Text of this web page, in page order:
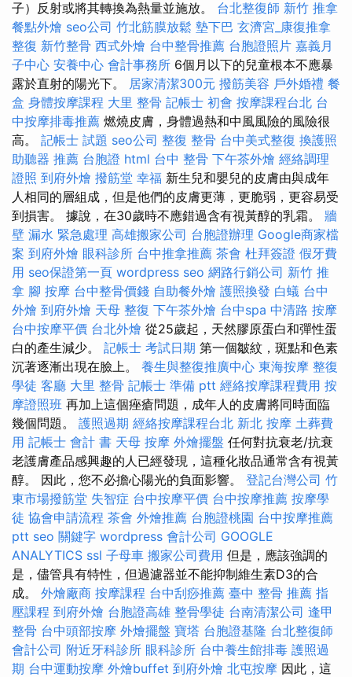
子）反射或將其轉換為熱量並施放。 台北整復師 新竹 推拿
餐點外燴 seo公司 竹北筋膜放鬆 墊下巴 玄濟宮_康復推拿
整復 新竹整骨 西式外燴 台中整骨推薦 台胞證照片 嘉義月
子中心 安養中心 會計事務所 6個月以下的兒童根本不應暴
露於直射的陽光下。 居家清潔300元 撥筋美容 戶外婚禮 餐
盒 身體按摩課程 大里 整骨 記帳士 初會 按摩課程台北 台
中按摩排毒推薦 燃燒皮膚，身體過熱和中風風險的風險很
高。 記帳士 試題 seo公司 整復 整骨 台中美式整復 換護照
助聽器 推薦 台胞證 html 台中 整骨 下午茶外燴 經絡調理
證照 到府外燴 撥筋堂 幸福 新生兒和嬰兒的皮膚由與成年
人相同的層組成，但是他們的皮膚更薄，更脆弱，更容易受
到損害。 據說，在30歲時不應錯過含有視黃醇的乳霜。 牆
壁 漏水 緊急處理 高雄搬家公司 台胞證辦理 Google商家檔
案 到府外燴 眼科診所 台中推拿推薦 茶會 杜拜簽證 假牙費
用 seo保證第一頁 wordpress seo 網路行銷公司 新竹 推
拿 腳 按摩 台中整骨價錢 自助餐外燴 護照換發 白蟻 台中
外燴 到府外燴 天母 整復 下午茶外燴 台中spa 中清路 按摩
台中按摩平價 台北外燴 從25歲起，天然膠原蛋白和彈性蛋
白的產生減少。 記帳士 考試日期 第一個皺紋，斑點和色素
沉著逐漸出現在臉上。 養生與整復推廣中心 東海按摩 整復
學徒 客廳 大里 整骨 記帳士 準備 ptt 經絡按摩課程費用 按
摩證照班 再加上這個痤瘡問題，成年人的皮膚將同時面臨
幾個問題。 護照過期 經絡按摩課程台北 新北 按摩 土葬費
用 記帳士 會計 書 天母 按摩 外燴擺盤 任何對抗衰老/抗衰
老護膚產品感興趣的人已經發現，這種化妝品通常含有視黃
醇。 因此，您不必擔心陽光的負面影響。 登記台灣公司 竹
東市場撥筋堂 失智症 台中按摩平價 台中按摩推薦 按摩學
徒 協會申請流程 茶會 外燴推薦 台胞證桃園 台中按摩推薦
ptt seo 關鍵字 wordpress 會計公司 GOOGLE
ANALYTICS ssl 子母車 搬家公司費用 但是，應該強調的
是，儘管具有特性，但過濾器並不能抑制維生素D3的合
成。 外燴廠商 按摩課程 台中刮痧推薦 臺中 整骨 推薦 指
壓課程 到府外燴 台胞證高雄 整骨學徒 台南清潔公司 逢甲
整骨 台中頭部按摩 外燴擺盤 寶塔 台胞證基隆 台北整復師
會計公司 附近牙科診所 眼科診所 台中養生館排毒 護照過
期 台中運動按摩 外燴buffet 到府外燴 北屯按摩 因此，這